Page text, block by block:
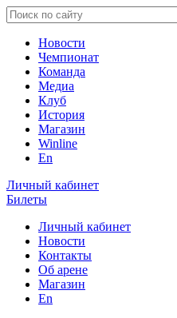
Новости
Чемпионат
Команда
Медиа
Клуб
История
Магазин
Winline
En
Личный кабинет
Билеты
Личный кабинет
Новости
Контакты
Об арене
Магазин
En